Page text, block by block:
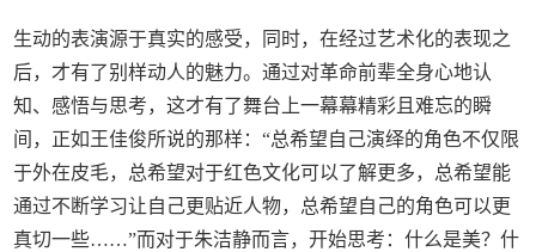
生动的表演源于真实的感受，同时，在经过艺术化的表现之
后，才有了别样动人的魅力。通过对革命前辈全身心地认
知、感悟与思考，这才有了舞台上一幕幕精彩且难忘的瞬
间，正如王佳俊所说的那样：“总希望自己演绎的角色不仅限
于外在皮毛，总希望对于红色文化可以了解更多，总希望能
通过不断学习让自己更贴近人物，总希望自己的角色可以更
真切一些……”而对于朱洁静而言，开始思考：什么是美？什